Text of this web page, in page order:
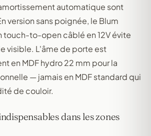
automatique sont
version sans poignée, le Blum
touch-to-open câblé en 12V évite
visible. L'âme de porte est
en MDF hydro 22 mm pour la
— jamais en MDF standard qui
de couloir.
dans les zones